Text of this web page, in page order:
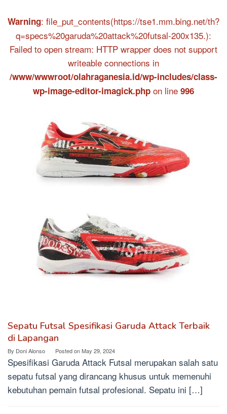
Warning: file_put_contents(https://tse1.mm.bing.net/th?
q=specs%20garuda%20attack%20futsal-200x135.):
Failed to open stream: HTTP wrapper does not support
writeable connections in
/www/wwwroot/olahraganesia.id/wp-includes/class-
wp-image-editor-imagick.php on line 996
Sepatu Futsal Spesifikasi Garuda Attack Terbaik
di Lapangan
By Doni Alonso Posted onMay 29, 2024
Spesifikasi Garuda Attack Futsal merupakan salah satu
sepatu futsal yang dirancang khusus untuk memenuhi
kebutuhan pemain futsal profesional. Sepatu ini […]